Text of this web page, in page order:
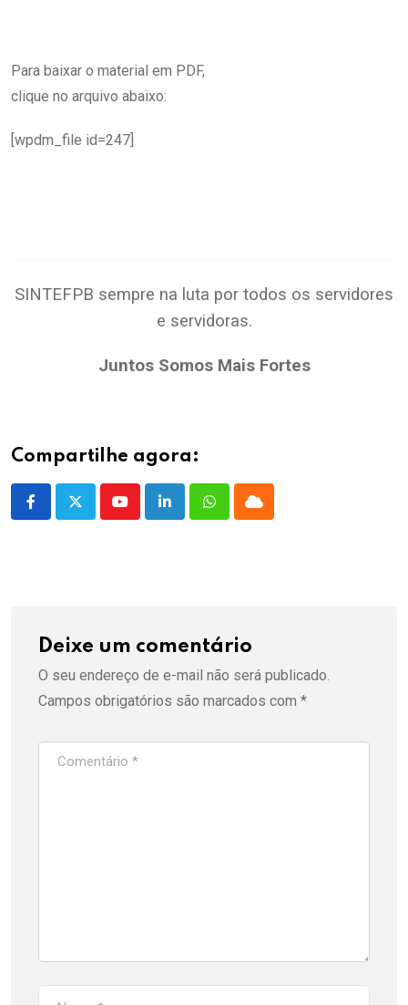
Para baixar o material em PDF,
clique no arquivo abaixo:
[wpdm_file id=247]
SINTEFPB sempre na luta por todos os servidores
e servidoras.
Juntos Somos Mais Fortes
Compartilhe agora:
YoutubeLinkedInWhatsappCloud
Deixe um comentário
O seu endereço de e-mail não será publicado.
Campos obrigatórios são marcados com *